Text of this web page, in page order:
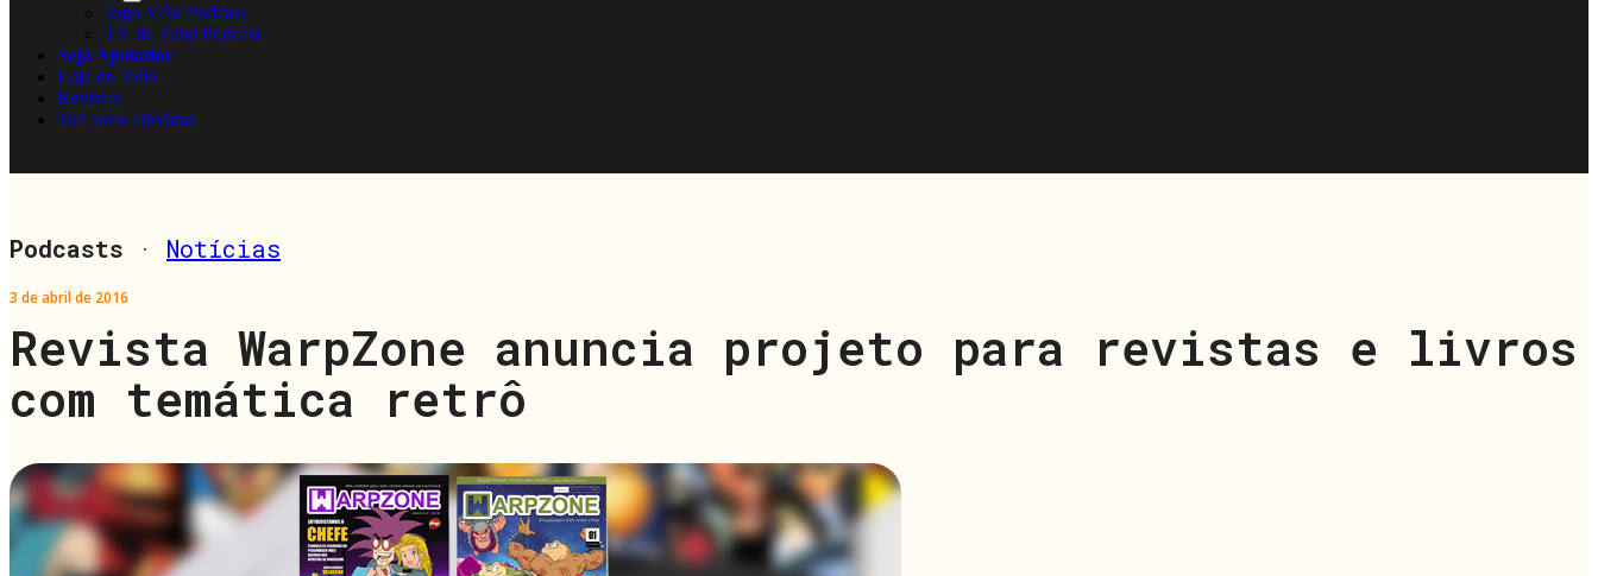
Jogo Véio Podcast
TV de Tubo Podcast
Seja Apoiador
Loja do Véio
Revistas
Tire Suas Dúvidas
Podcasts · Notícias
3 de abril de 2016
Revista WarpZone anuncia projeto para revistas e livros
com temática retrô